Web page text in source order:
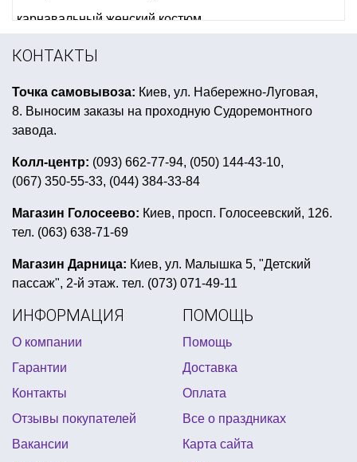
карнавальный женский костюм
фольгированные шары на день рождения
шары к 14 февраля
фольгированные шары круглые
купить неоновый браслет маска хэллоуин
мужской карнавальный костюм
купить костюм снегурочки и деда мороза
шарики воздушные на заказ
купить воздушные шары на день рождения ребенка
новогодние декоры купить
магазин для праздников киев
всё для футбольной вечеринки
тассел для воздушных шаров
детская новогодняя шапка
детская карнавальная маска
КОНТАКТЫ
Точка самовывоза: Киев, ул. Набережно-Луговая,
8. Выносим заказы на проходную Судоремонтного
завода.
Колл-центр: (093) 662-77-94, (050) 144-43-10,
(067) 350-55-33, (044) 384-33-84
Магазин Голосеево: Киев, просп. Голосеевский, 126.
тел. (063) 638-71-69
Магазин Дарница: Киев, ул. Малышка 5, "Детский
пассаж", 2-й этаж. тел. (073) 071-49-11
ИНФОРМАЦИЯ
О компании
Гарантии
Контакты
Отзывы покупателей
Вакансии
ПОМОЩЬ
Помощь
Доставка
Оплата
Все о праздниках
Карта сайта